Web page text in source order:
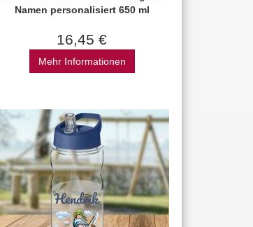
Namen personalisiert 650 ml
16,45 €
Mehr Informationen